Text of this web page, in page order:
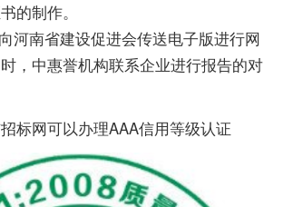
的制作。
河南省建设促进会传送电子版进行网
，中惠誉机构联系企业进行报告的对
标网可以办理AAA信用等级认证